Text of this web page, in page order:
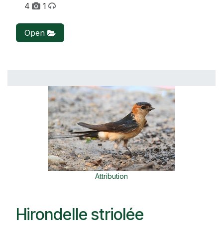
4 1
Open
Attribution
Hirondelle striolée